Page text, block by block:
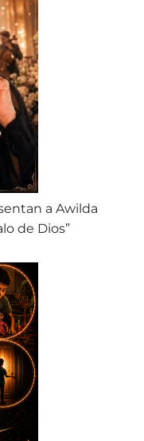
a Awilda
de Dios”